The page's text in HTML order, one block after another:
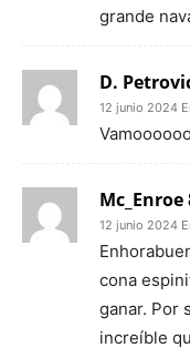
grande
D.
12 junio 2024
Mc_Enroe
12 junio 2024
cona
ganar. Por
increíble